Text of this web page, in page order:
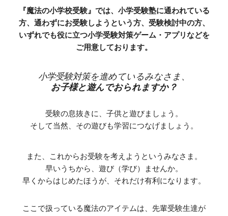
『魔法の小学校受験』では、小学受験塾に通われている
方、通わずにお受験しようという方、受験検討中の方、
いずれでも役に立つ小学受験対策ゲーム・アプリなどを
ご用意しております。
小学受験対策を進めているみなさま、
お子様と遊んでおられますか？
受験の息抜きに、子供と遊びましょう。
そして当然、その遊びも学習につなげましょう。
また、これからお受験を考えようというみなさま。
早いうちから、遊び（学び）ませんか。
早くからはじめたほうが、それだけ有利になります。
ここで扱っている魔法のアイテムは、先輩受験生達が